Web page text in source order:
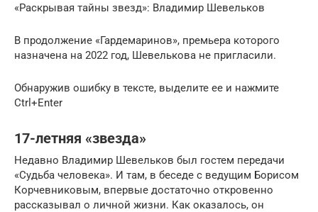
«Раскрывая тайны звезд»: Владимир Шевельков
В продолжение «Гардемаринов», премьера которого
назначена на 2022 год, Шевелькова не пригласили.
Обнаружив ошибку в тексте, выделите ее и нажмите
Ctrl+Enter
17-летняя «звезда»
Недавно Владимир Шевельков был гостем передачи
«Судьба человека». И там, в беседе с ведущим Борисом
Корчевниковым, впервые достаточно откровенно
рассказывал о личной жизни. Как оказалось, он